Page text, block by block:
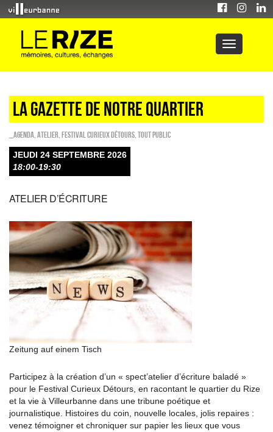
La gazette de notre quartier
_Agenda Atelier Festival Curieux Détours Tout public
JEUDI 24 SEPTEMBRE 2026
18:00-19:30
ATELIER D’ÉCRITURE
Zeitung auf einem Tisch
Participez à la création d’un « spect’atelier d’écriture baladé »
pour le Festival Curieux Détours, en racontant le quartier du Rize
et la vie à Villeurbanne dans une tribune poétique et
journalistique. Histoires du coin, nouvelle locales, jolis repaires :
venez témoigner et chroniquer sur papier les lieux que vous